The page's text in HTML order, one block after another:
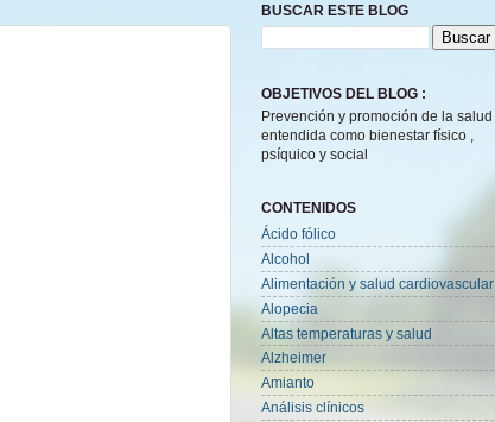
BUSCAR ESTE BLOG
OBJETIVOS DEL BLOG :
Prevención y promoción de la salud ,
entendida como bienestar físico ,
psíquico y social
CONTENIDOS
Ácido fólico
Alcohol
Alimentación y salud cardiovascular
Alopecia
Altas temperaturas y salud
Alzheimer
Amianto
Análisis clínicos